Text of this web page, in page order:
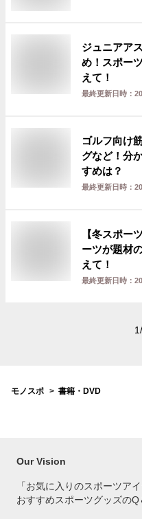
ジュニアア
め！スポー
えて！
最終更新日時：
ゴルフ向け
グなど！分
すめは？
最終更新日時：
【冬スポー
ーツが題材
えて！
最終更新日時：
1/
モノスポ 書籍・DVD
Our Vision
「お気に入りのスポーツア
おすすめスポーツグッズの